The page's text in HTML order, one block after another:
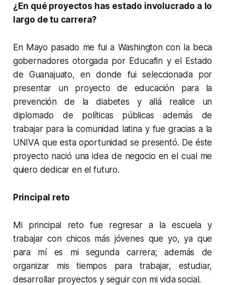
¿En qué proyectos has estado involucrado a lo
largo de tu carrera?
En Mayo pasado me fui a Washington con la beca
gobernadores otorgada por Educafin y el Estado
de Guanajuato, en donde fui seleccionada por
presentar un proyecto de educación para la
prevención de la diabetes y allá realice un
diplomado de políticas públicas además de
trabajar para la comunidad latina y fue gracias a la
UNIVA que esta oportunidad se presentó. De éste
proyecto nació una idea de negocio en el cual me
quiero dedicar en el futuro.
Principal reto
Mi principal reto fue regresar a la escuela y
trabajar con chicos más jóvenes que yo, ya que
para mí es mi segunda carrera; además de
organizar mis tiempos para trabajar, estudiar,
desarrollar proyectos y seguir con mi vida social.